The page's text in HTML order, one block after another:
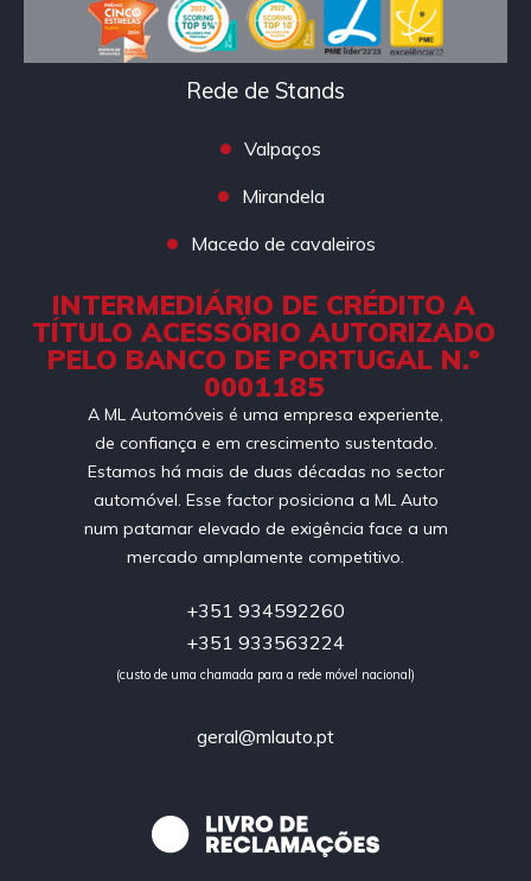
Rede de Stands
Valpaços
Mirandela
Macedo de cavaleiros
INTERMEDIÁRIO DE CRÉDITO A
TÍTULO ACESSÓRIO AUTORIZADO
PELO BANCO DE PORTUGAL N.º
0001185
A ML Automóveis é uma empresa experiente,
de confiança e em crescimento sustentado.
Estamos há mais de duas décadas no sector
automóvel. Esse factor posiciona a ML Auto
num patamar elevado de exigência face a um
mercado amplamente competitivo.
+351 934592260
+351 933563224
(custo de uma chamada para a rede móvel nacional)
geral@mlauto.pt